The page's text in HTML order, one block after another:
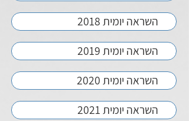
השראה יומית 2018
השראה יומית 2019
השראה יומית 2020
השראה יומית 2021